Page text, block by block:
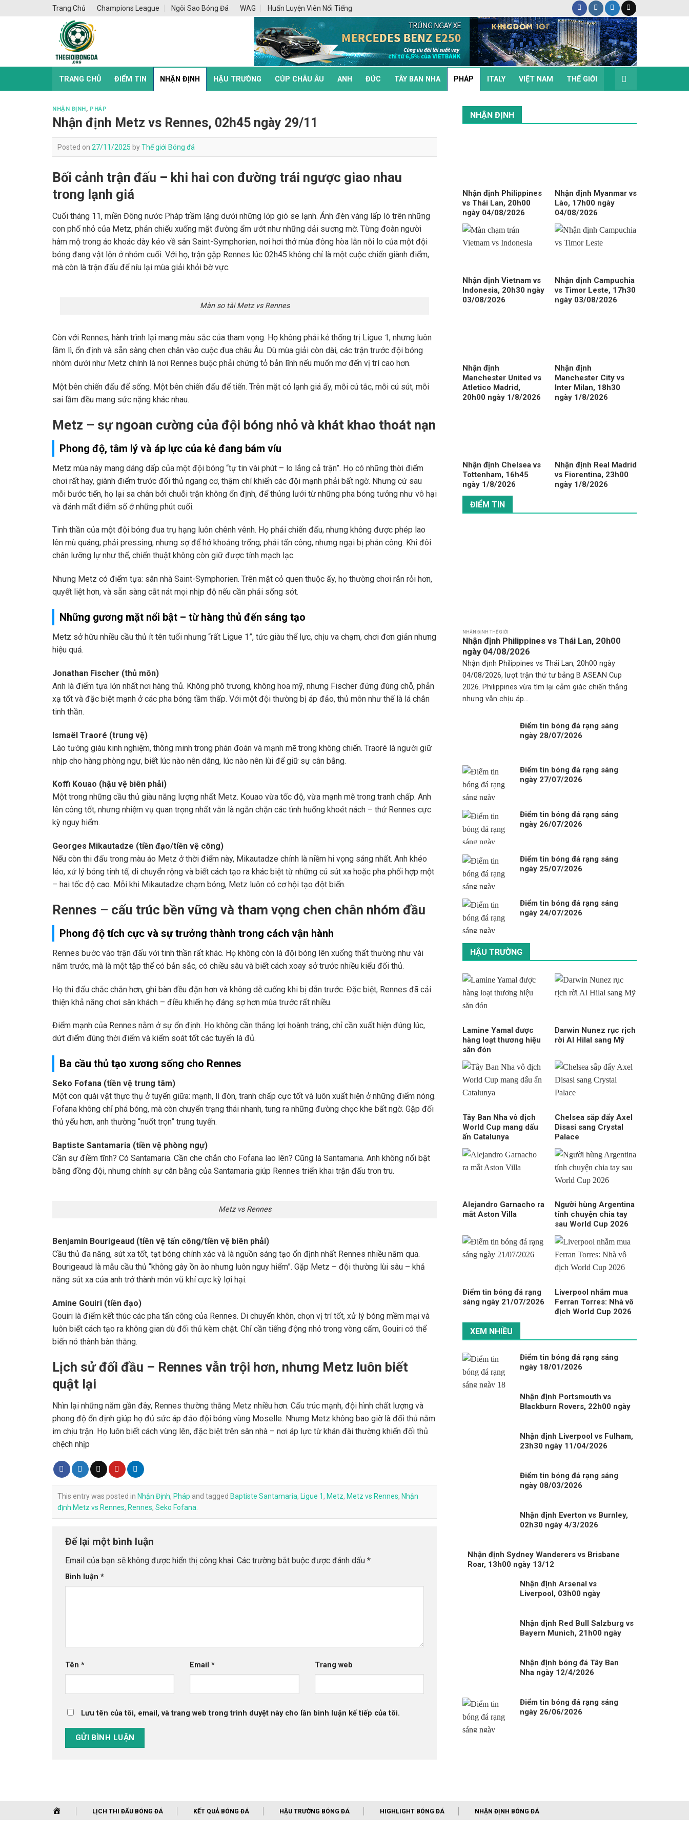
Trang Chủ Champions League Ngôi Sao Bóng Đá WAG Huấn Luyện Viên Nổi Tiếng
TRANG CHỦ ĐIỂM TIN NHẬN ĐỊNH HẬU TRƯỜNG CÚP CHÂU ÂU ANH ĐỨC TÂY BAN NHA PHÁP ITALY VIỆT NAM THẾ GIỚI
NHẬN ĐỊNH, PHÁP
Nhận định Metz vs Rennes, 02h45 ngày 29/11
Posted on 27/11/2025 byThế giới Bóng đá
Bối cảnh trận đấu – khi hai con đường trái ngược giao nhau
trong lạnh giá
Cuối tháng 11, miền Đông nước Pháp trầm lặng dưới những lớp gió se lạnh. Ánh đèn vàng lấp ló trên những
con phố nhỏ của Metz, phản chiếu xuống mặt đường ẩm ướt như những dải sương mờ. Từng đoàn người
hâm mộ trong áo khoác dày kéo về sân Saint-Symphorien, nơi hơi thở mùa đông hòa lẫn nỗi lo của một đội
bóng đang vật lộn ở nhóm cuối. Với họ, trận gặp Rennes lúc 02h45 không chỉ là một cuộc chiến giành điểm,
mà còn là trận đấu để níu lại mùa giải khỏi bờ vực.
Màn so tài Metz vs Rennes
Còn với Rennes, hành trình lại mang màu sắc của tham vọng. Họ không phải kẻ thống trị Ligue 1, nhưng luôn
lầm lì, ổn định và sẵn sàng chen chân vào cuộc đua châu Âu. Dù mùa giải còn dài, các trận trước đội bóng
nhóm dưới như Metz chính là nơi Rennes buộc phải chứng tỏ bản lĩnh nếu muốn mơ đến vị trí cao hơn.
Một bên chiến đấu để sống. Một bên chiến đấu để tiến. Trên mặt cỏ lạnh giá ấy, mỗi cú tắc, mỗi cú sút, mỗi
sai lầm đều mang sức nặng khác nhau.
Metz – sự ngoan cường của đội bóng nhỏ và khát khao thoát nạn
Phong độ, tâm lý và áp lực của kẻ đang bám víu
Metz mùa này mang dáng dấp của một đội bóng “tự tin vài phút – lo lắng cả trận”. Họ có những thời điểm
chơi rất hay, giành điểm trước đối thủ ngang cơ, thậm chí khiến các đội mạnh phải bất ngờ. Nhưng cứ sau
mỗi bước tiến, họ lại sa chân bởi chuỗi trận không ổn định, để thủng lưới từ những pha bóng tưởng như vô hại
và đánh mất điểm số ở những phút cuối.
Tinh thần của một đội bóng đua trụ hạng luôn chênh vênh. Họ phải chiến đấu, nhưng không được phép lao
lên mù quáng; phải pressing, nhưng sợ để hở khoảng trống; phải tấn công, nhưng ngại bị phản công. Khi đôi
chân lưỡng lự như thế, chiến thuật không còn giữ được tính mạch lạc.
Nhưng Metz có điểm tựa: sân nhà Saint-Symphorien. Trên mặt cỏ quen thuộc ấy, họ thường chơi rắn rỏi hơn,
quyết liệt hơn, và sẵn sàng cắt nát mọi nhịp độ nếu cần phải sống sót.
Những gương mặt nổi bật – từ hàng thủ đến sáng tạo
Metz sở hữu nhiều cầu thủ ít tên tuổi nhưng “rất Ligue 1”, tức giàu thể lực, chịu va chạm, chơi đơn giản nhưng
hiệu quả.
Jonathan Fischer (thủ môn)
Anh là điểm tựa lớn nhất nơi hàng thủ. Không phô trương, không hoa mỹ, nhưng Fischer đứng đúng chỗ, phản
xạ tốt và đặc biệt mạnh ở các pha bóng tầm thấp. Với một đội thường bị áp đảo, thủ môn như thế là lá chắn
tinh thần.
Ismaël Traoré (trung vệ)
Lão tướng giàu kinh nghiệm, thông minh trong phán đoán và mạnh mẽ trong không chiến. Traoré là người giữ
nhịp cho hàng phòng ngự, biết lúc nào nên dâng, lúc nào nên lùi để giữ sự cân bằng.
Koffi Kouao (hậu vệ biên phải)
Một trong những cầu thủ giàu năng lượng nhất Metz. Kouao vừa tốc độ, vừa mạnh mẽ trong tranh chấp. Anh
lên công tốt, nhưng nhiệm vụ quan trọng nhất vẫn là ngăn chặn các tình huống khoét nách – thứ Rennes cực
kỳ nguy hiểm.
Georges Mikautadze (tiền đạo/tiền vệ công)
Nếu còn thi đấu trong màu áo Metz ở thời điểm này, Mikautadze chính là niềm hi vọng sáng nhất. Anh khéo
léo, xử lý bóng tinh tế, di chuyển rộng và biết cách tạo ra khác biệt từ những cú sút xa hoặc pha phối hợp một
– hai tốc độ cao. Mỗi khi Mikautadze chạm bóng, Metz luôn có cơ hội tạo đột biến.
Rennes – cấu trúc bền vững và tham vọng chen chân nhóm đầu
Phong độ tích cực và sự trưởng thành trong cách vận hành
Rennes bước vào trận đấu với tinh thần rất khác. Họ không còn là đội bóng lên xuống thất thường như vài
năm trước, mà là một tập thể có bản sắc, có chiều sâu và biết cách xoay sở trước nhiều kiểu đối thủ.
Họ thi đấu chắc chắn hơn, ghi bàn đều đặn hơn và không dễ cuống khi bị dẫn trước. Đặc biệt, Rennes đã cải
thiện khả năng chơi sân khách – điều khiến họ đáng sợ hơn mùa trước rất nhiều.
Điểm mạnh của Rennes nằm ở sự ổn định. Họ không cần thắng lợi hoành tráng, chỉ cần xuất hiện đúng lúc,
dứt điểm đúng thời điểm và kiểm soát tốt các tuyến là đủ.
Ba cầu thủ tạo xương sống cho Rennes
Seko Fofana (tiền vệ trung tâm)
Một con quái vật thực thụ ở tuyến giữa: mạnh, lì đòn, tranh chấp cực tốt và luôn xuất hiện ở những điểm nóng.
Fofana không chỉ phá bóng, mà còn chuyển trạng thái nhanh, tung ra những đường chọc khe bất ngờ. Gặp đối
thủ yếu hơn, anh thường “nuốt trọn” trung tuyến.
Baptiste Santamaria (tiền vệ phòng ngự)
Cần sự điềm tĩnh? Có Santamaria. Cần che chắn cho Fofana lao lên? Cũng là Santamaria. Anh không nổi bật
bằng đồng đội, nhưng chính sự cân bằng của Santamaria giúp Rennes triển khai trận đấu trơn tru.
Metz vs Rennes
Benjamin Bourigeaud (tiền vệ tấn công/tiền vệ biên phải)
Cầu thủ đa năng, sút xa tốt, tạt bóng chính xác và là nguồn sáng tạo ổn định nhất Rennes nhiều năm qua.
Bourigeaud là mẫu cầu thủ “không gây ồn ào nhưng luôn nguy hiểm”. Gặp Metz – đội thường lùi sâu – khả
năng sút xa của anh trở thành món vũ khí cực kỳ lợi hại.
Amine Gouiri (tiền đạo)
Gouiri là điểm kết thúc các pha tấn công của Rennes. Di chuyển khôn, chọn vị trí tốt, xử lý bóng mềm mại và
luôn biết cách tạo ra không gian dù đối thủ kèm chặt. Chỉ cần tiếng động nhỏ trong vòng cấm, Gouiri có thể
biến nó thành bàn thắng.
Lịch sử đối đầu – Rennes vẫn trội hơn, nhưng Metz luôn biết
quật lại
Nhìn lại những năm gần đây, Rennes thường thắng Metz nhiều hơn. Cấu trúc mạnh, đội hình chất lượng và
phong độ ổn định giúp họ đủ sức áp đảo đội bóng vùng Moselle. Nhưng Metz không bao giờ là đối thủ nằm
im chịu trận. Họ luôn biết cách vùng lên, đặc biệt trên sân nhà – nơi áp lực từ khán đài thường khiến đối thủ
chệch nhịp
This entry was posted in Nhận Định, Pháp and tagged Baptiste Santamaria, Ligue 1, Metz, Metz vs Rennes, Nhận
định Metz vs Rennes, Rennes, Seko Fofana
Để lại một bình luận
Email của bạn sẽ không được hiển thị công khai. Các trường bắt buộc được đánh dấu *
Bình luận *
Tên * Email* Trang web
Lưu tên của tôi, email, và trang web trong trình duyệt này cho lần bình luận kế tiếp của tôi.
NHẬN ĐỊNH
Nhận định Philippines
vs Thái Lan, 20h00
ngày 04/08/2026
Nhận định Myanmar vs
Lào, 17h00 ngày
04/08/2026
Nhận định Vietnam vs
Indonesia, 20h30 ngày
03/08/2026
Nhận định Campuchia
vs Timor Leste, 17h30
ngày 03/08/2026
Nhận định
Manchester United vs
Atletico Madrid,
20h00 ngày 1/8/2026
Nhận định
Manchester City vs
Inter Milan, 18h30
ngày 1/8/2026
Nhận định Chelsea vs
Tottenham, 16h45
ngày 1/8/2026
Nhận định Real Madrid
vs Fiorentina, 23h00
ngày 1/8/2026
ĐIỂM TIN
NHẬN ĐỊNH THẾ GIỚI
Nhận định Philippines vs Thái Lan, 20h00
ngày 04/08/2026
Nhận định Philippines vs Thái Lan, 20h00 ngày
04/08/2026, lượt trận thứ tư bảng B ASEAN Cup
2026. Philippines vừa tìm lại cảm giác chiến thắng
nhưng vẫn chịu áp...
Điểm tin bóng đá rạng sáng
ngày 28/07/2026
Điểm tin bóng đá rạng sáng
ngày 27/07/2026
Điểm tin bóng đá rạng sáng
ngày 26/07/2026
Điểm tin bóng đá rạng sáng
ngày 25/07/2026
Điểm tin bóng đá rạng sáng
ngày 24/07/2026
HẬU TRƯỜNG
Lamine Yamal được
hàng loạt thương hiệu
săn đón
Darwin Nunez rục rịch
rời Al Hilal sang Mỹ
Tây Ban Nha vô địch
World Cup mang dấu
ấn Catalunya
Chelsea sắp đẩy Axel
Disasi sang Crystal
Palace
Alejandro Garnacho ra
mắt Aston Villa
Người hùng Argentina
tính chuyện chia tay
sau World Cup 2026
Điểm tin bóng đá rạng
sáng ngày 21/07/2026
Liverpool nhắm mua
Ferran Torres: Nhà vô
địch World Cup 2026
XEM NHIỀU
Điểm tin bóng đá rạng sáng
ngày 18/01/2026
Nhận định Portsmouth vs
Blackburn Rovers, 22h00 ngày
Nhận định Liverpool vs Fulham,
23h30 ngày 11/04/2026
Điểm tin bóng đá rạng sáng
ngày 08/03/2026
Nhận định Everton vs Burnley,
02h30 ngày 4/3/2026
Nhận định Sydney Wanderers vs Brisbane
Roar, 13h00 ngày 13/12
Nhận định Arsenal vs
Liverpool, 03h00 ngày
Nhận định Red Bull Salzburg vs
Bayern Munich, 21h00 ngày
Nhận định bóng đá Tây Ban
Nha ngày 12/4/2026
Điểm tin bóng đá rạng sáng
ngày 26/06/2026
LỊCH THI ĐẤU BÓNG ĐÁ KẾT QUẢ BÓNG ĐÁ HẬU TRƯỜNG BÓNG ĐÁ HIGHLIGHT BÓNG ĐÁ NHẬN ĐỊNH BÓNG ĐÁ